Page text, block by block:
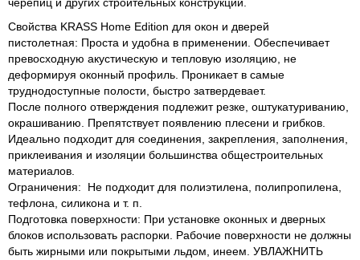
Свойства KRASS Home Edition для окон и дверей
пистолетная: Проста и удобна в применении. Обеспечивает
превосходную акустическую и тепловую изоляцию, не
деформируя оконный профиль. Проникает в самые
труднодоступные полости, быстро затвердевает.
После полного отверждения подлежит резке, оштукатуриванию,
окрашиванию. Препятствует появлению плесени и грибков.
Идеально подходит для соединения, закрепления, заполнения,
приклеивания и изоляции большинства общестроительных
материалов.
Ограничения: Не подходит для полиэтилена, полипропилена,
тефлона, силикона и т. п.
Подготовка поверхности: При установке оконных и дверных
блоков использовать распорки. Рабочие поверхности не должны
быть жирными или покрытыми льдом, инеем. УВЛАЖНИТЬ